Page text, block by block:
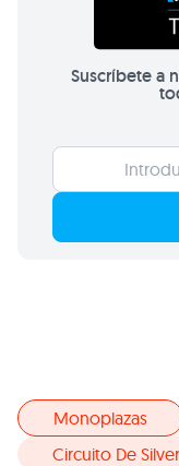
Suscríbete a
Monoplazas
Circuito De